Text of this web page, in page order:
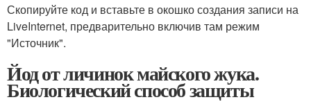
Скопируйте код и вставьте в окошко создания записи на
LiveInternet, предварительно включив там режим
"Источник".
Йод от личинок майского жука.
Биологический способ защиты